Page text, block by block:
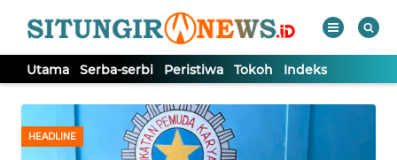
Utama Serba-serbi Peristiwa Tokoh Indeks
HEADLINE
Tutup